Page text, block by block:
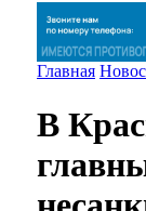
Главная
В